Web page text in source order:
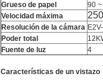
Grueso de papel
90 ~
Velocidad máxima
Resolución de la cámara
Poder total
Fuente de luz
4
Características de un vistazo